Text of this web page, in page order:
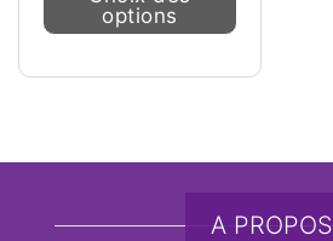
options
A PROPOS